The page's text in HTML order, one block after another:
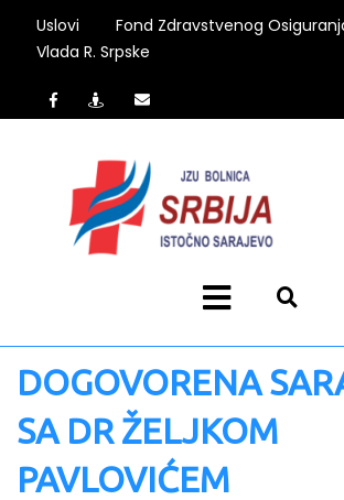
Uslovi
Fond Zdravstvenog
Vlada R. Srpske
DOGOVORENA
SA DR ŽELJKOM
PAVLOVIĆEM